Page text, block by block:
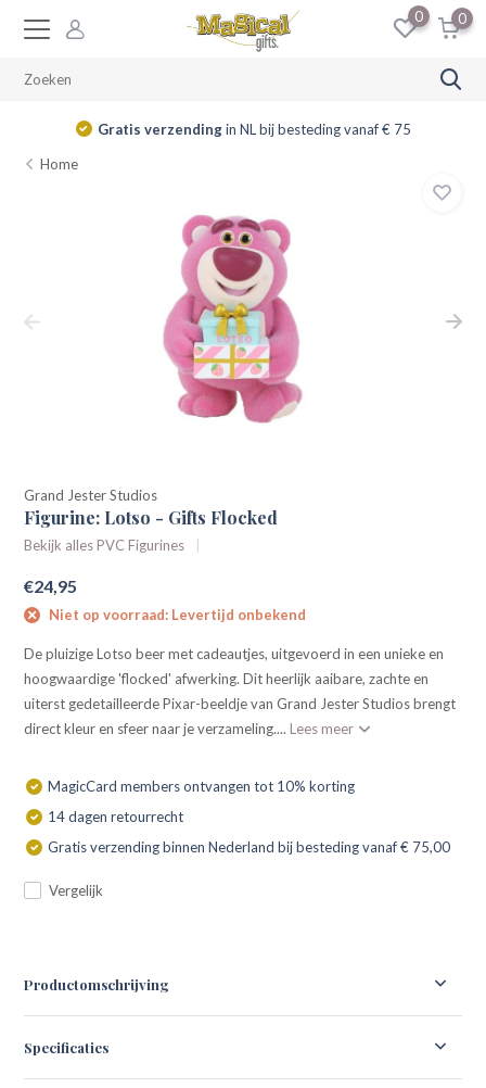
0 0
Gratis verzendingin NL bij besteding vanaf € 75
Home
Grand Jester Studios
Figurine: Lotso - Gifts Flocked
Bekijk alles PVC Figurines
€24,95
Niet op voorraad: Levertijd onbekend
De pluizige Lotso beer met cadeautjes, uitgevoerd in een unieke en
hoogwaardige 'flocked' afwerking. Dit heerlijk aaibare, zachte en
uiterst gedetailleerde Pixar-beeldje van Grand Jester Studios brengt
direct kleur en sfeer naar je verzameling.... Lees meer
MagicCard members ontvangen tot 10% korting
14 dagen retourrecht
Gratis verzending binnen Nederland bij besteding vanaf € 75,00
Vergelijk
Productomschrijving
Specificaties